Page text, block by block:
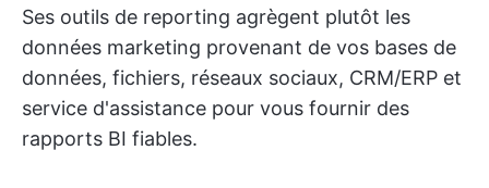
Ses outils de reporting agrègent plutôt les
données marketing provenant de vos bases de
données, fichiers, réseaux sociaux, CRM/ERP et
service d'assistance pour vous fournir des
rapports BI fiables.